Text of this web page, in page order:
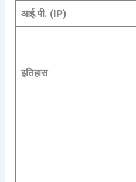
आई.पी. (IP)
इतिहास